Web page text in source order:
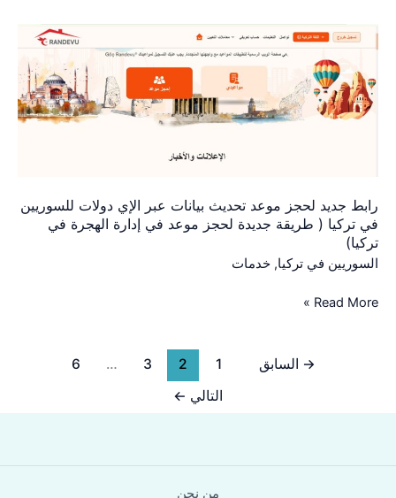
رابط جديد لحجز موعد تحديث بيانات عبر الإي دولات للسوريين
في تركيا ( طريقة جديدة لحجز موعد في إدارة الهجرة في
تركيا)
السوريين في تركيا, خدمات
رابط
جديد
لحجز
موعد
تحديث
دولات
للسوريين
في
تركيا
طريقة
Read More »
→ السابق 1
2
3
…
6
التالي ←
من نحن